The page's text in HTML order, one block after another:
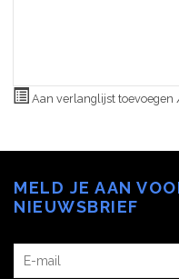
Aan verlanglijst toevoegen
MELD JE AAN
NIEUWSBRIEF